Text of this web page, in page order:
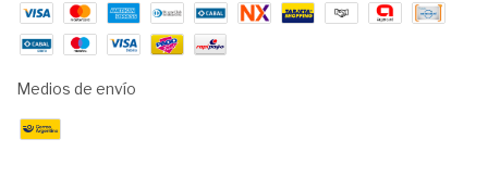
Medios de envío